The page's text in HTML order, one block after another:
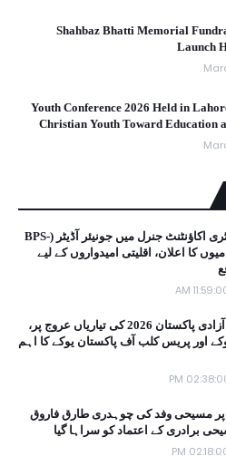
Shahbaz Bhatti Memorial
Launch
Youth Conference 2026 Held in
Christian Youth Toward Education
آفس آف دی ملٹری اکاؤنٹنٹ جنرل میں جونیئر آڈیٹر (BPS-
274 آسامیوں کا اعلان، اقلیتی امیدواروں کے لیے
انگلینڈ میں یومِ آزادی پاکستان 2026 کی تیاریاں عروج پر،
اور پریس کلب آف پاکستان یوکے کا اہم
پر مسیحی وفد کی چوہدری طارق فاروق
برادری کے اعتماد کو سراہا گیا